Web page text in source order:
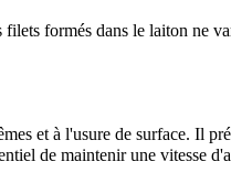
formés dans le laiton ne
et à l'usure de surface. Il
de maintenir une vitesse